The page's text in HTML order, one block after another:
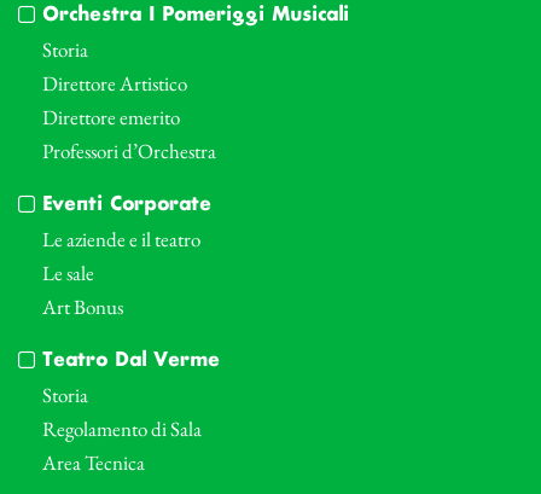
Orchestra I Pomeriggi Musicali
Storia
Direttore Artistico
Direttore emerito
Professori d’Orchestra
Eventi Corporate
Le aziende e il teatro
Le sale
Art Bonus
Teatro Dal Verme
Storia
Regolamento di Sala
Area Tecnica